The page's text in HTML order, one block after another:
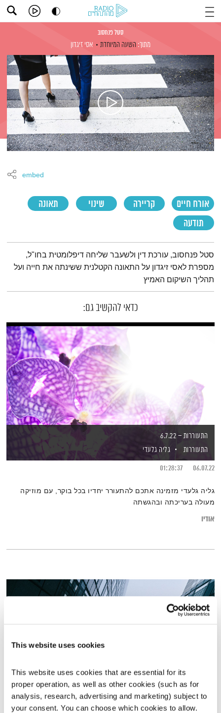
This website uses cookies
This website uses cookies that are essential for its
proper operation, as well as other cookies (such as for
analysis, research, advertising and marketing) subject to
your consent. You can choose which cookies to allow.
סטל פנחסוב
מתוך: השעה המיוחדת אסי זיגדון
אורח חיים קריירה שינוי
תאונה
תודעה
embed
תמצית הפודקאסט
סטל פנחסוב, עורכת דין ולשעבר שליחה דיפלומטית בחו"ל,
מספרת לאסי זיגדון על התאונה הקטלנית ששינתה את חייה ועל
תהליך השיקום האמיץ
כדאי להקשיב גם:
התעוררות – 6.7.22
התעוררות
גליה גלעדי
06.07.22
01:28:37
גליה גלעדי מזמינה אתכם להתעורר יחדיו בכל בוקר, עם מוזיקה
מעולה בעריכתה ובהגשתה
אודיו
תמיכה טכנית – 28.05.18
תמיכה טכנית
אלון נוימןויעל מן שחר